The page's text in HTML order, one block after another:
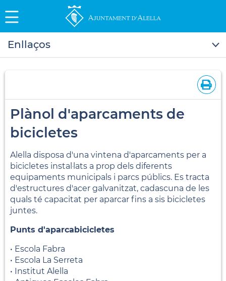
Enllaços
Plànol d'aparcaments de
bicicletes
Alella disposa d'una vintena d'aparcaments per a
bicicletes instal·lats a prop dels diferents
equipaments municipals i parcs públics. Es tracta
d'estructures d'acer galvanitzat, cadascuna de les
quals té capacitat per aparcar fins a sis bicicletes
juntes.
Punts d'aparcabicicletes
• Escola Fabra
• Escola La Serreta
• Institut Alella